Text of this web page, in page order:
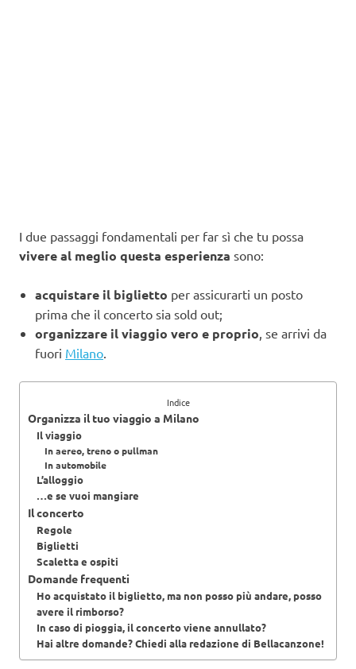
I due passaggi fondamentali per far sì che tu possa
vivere al meglio questa esperienza sono:
acquistare il biglietto per assicurarti un posto
prima che il concerto sia sold out;
organizzare il viaggio vero e proprio , se arrivi da
fuori Milano
Indice
Organizza il tuo viaggio a Milano
Il viaggio
In aereo, treno o pullman
In automobile
L’alloggio
…e se vuoi mangiare
Il concerto
Regole
Biglietti
Scaletta e ospiti
Domande frequenti
Ho acquistato il biglietto, ma non posso più andare, posso
avere il rimborso?
In caso di pioggia, il concerto viene annullato?
Hai altre domande? Chiedi alla redazione di Bellacanzone!